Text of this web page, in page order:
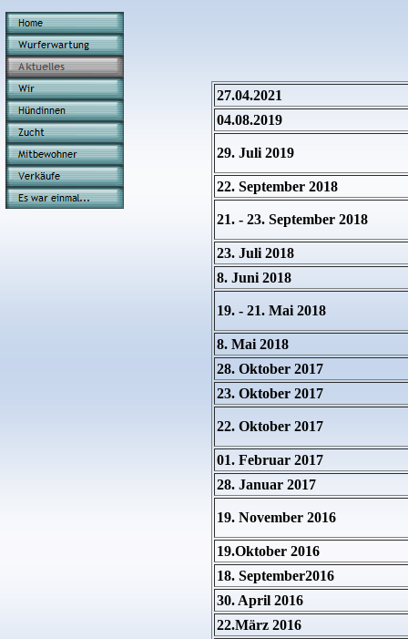
27.04.2021
04.08.2019
29. Juli 2019
22. September 2018
21. - 23. September 2018
23. Juli 2018
8. Juni 2018
19. - 21. Mai 2018
8. Mai 2018
28. Oktober 2017
23. Oktober 2017
22. Oktober 2017
01. Februar 2017
28. Januar 2017
19. November 2016
19.Oktober 2016
18. September2016
30. April 2016
22.März 2016